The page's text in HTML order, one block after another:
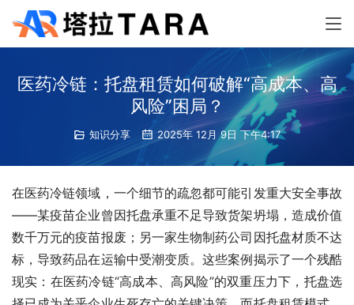
医药冷链：托盘租赁如何破解“高成本、高
风险”困局？
知识分享 2025年 12月 9日 下午4:17
在医药冷链领域，一个细节的疏忽都可能引发重大安全事故
——某疫苗企业曾因托盘承重不足导致货架坍塌，造成价值
数千万元的疫苗报废；另一家生物制药公司因托盘材质不达
标，导致药品在运输中受潮变质。这些案例揭示了一个残酷
现实：在医药冷链“高成本、高风险”的双重压力下，托盘选